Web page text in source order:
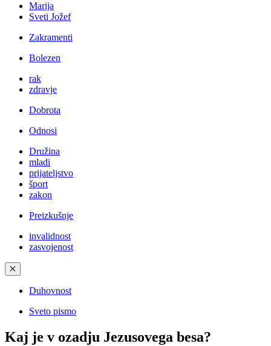
Marija
Sveti Jožef
Zakramenti
Bolezen
rak
zdravje
Dobrota
Odnosi
Družina
mladi
prijateljstvo
šport
zakon
Preizkušnje
invalidnost
zasvojenost
✕
Duhovnost
Sveto pismo
Kaj je v ozadju Jezusovega besa?